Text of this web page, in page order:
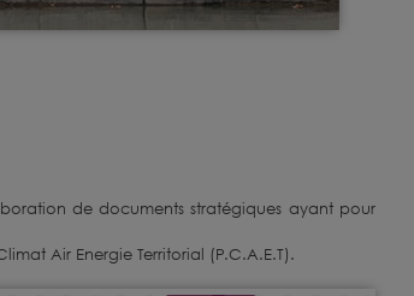
de documents stratégiques ayant pour
Air Energie Territorial (P.C.A.E.T).